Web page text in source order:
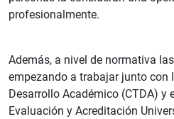
profesionalmente.
Además, a nivel de normativa
empezando a trabajar junto con
Desarrollo Académico (CTDA) y
Evaluación y Acreditación